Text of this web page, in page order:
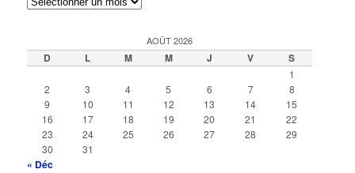
AOÛT 2026
D L M M J V S
1
2
3 4 5 6 7
8
9
10 11 12 13 14
15
16
17 18 19 20 21
22
23
24 25 26 27 28
29
30
31
« Déc